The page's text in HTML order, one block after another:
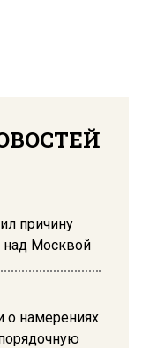
причину
над Москвой
о намерениях